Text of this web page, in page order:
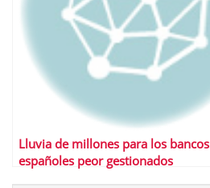
Lluvia de millones para los bancos
españoles peor gestionados